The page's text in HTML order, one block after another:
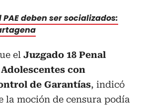
deben ser socializados:
el Juzgado 18 Penal
con
de Garantías, indicó
la moción de censura podía